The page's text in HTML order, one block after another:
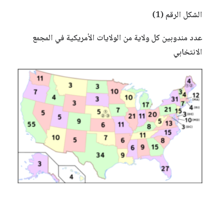
الشكل الرقم (1)
عدد مندوبين كل ولاية من الولايات الأمريكية في المجمع
الانتخابي